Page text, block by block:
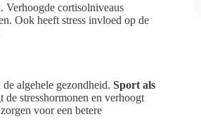
Verhoogde cortisolniveaus
Ook heeft stress invloed op de
algehele gezondheid. Sport als
de stresshormonen en verhoogt
voor een betere